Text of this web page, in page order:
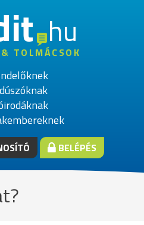
hu
TOLMÁCSOK
BELÉPÉS